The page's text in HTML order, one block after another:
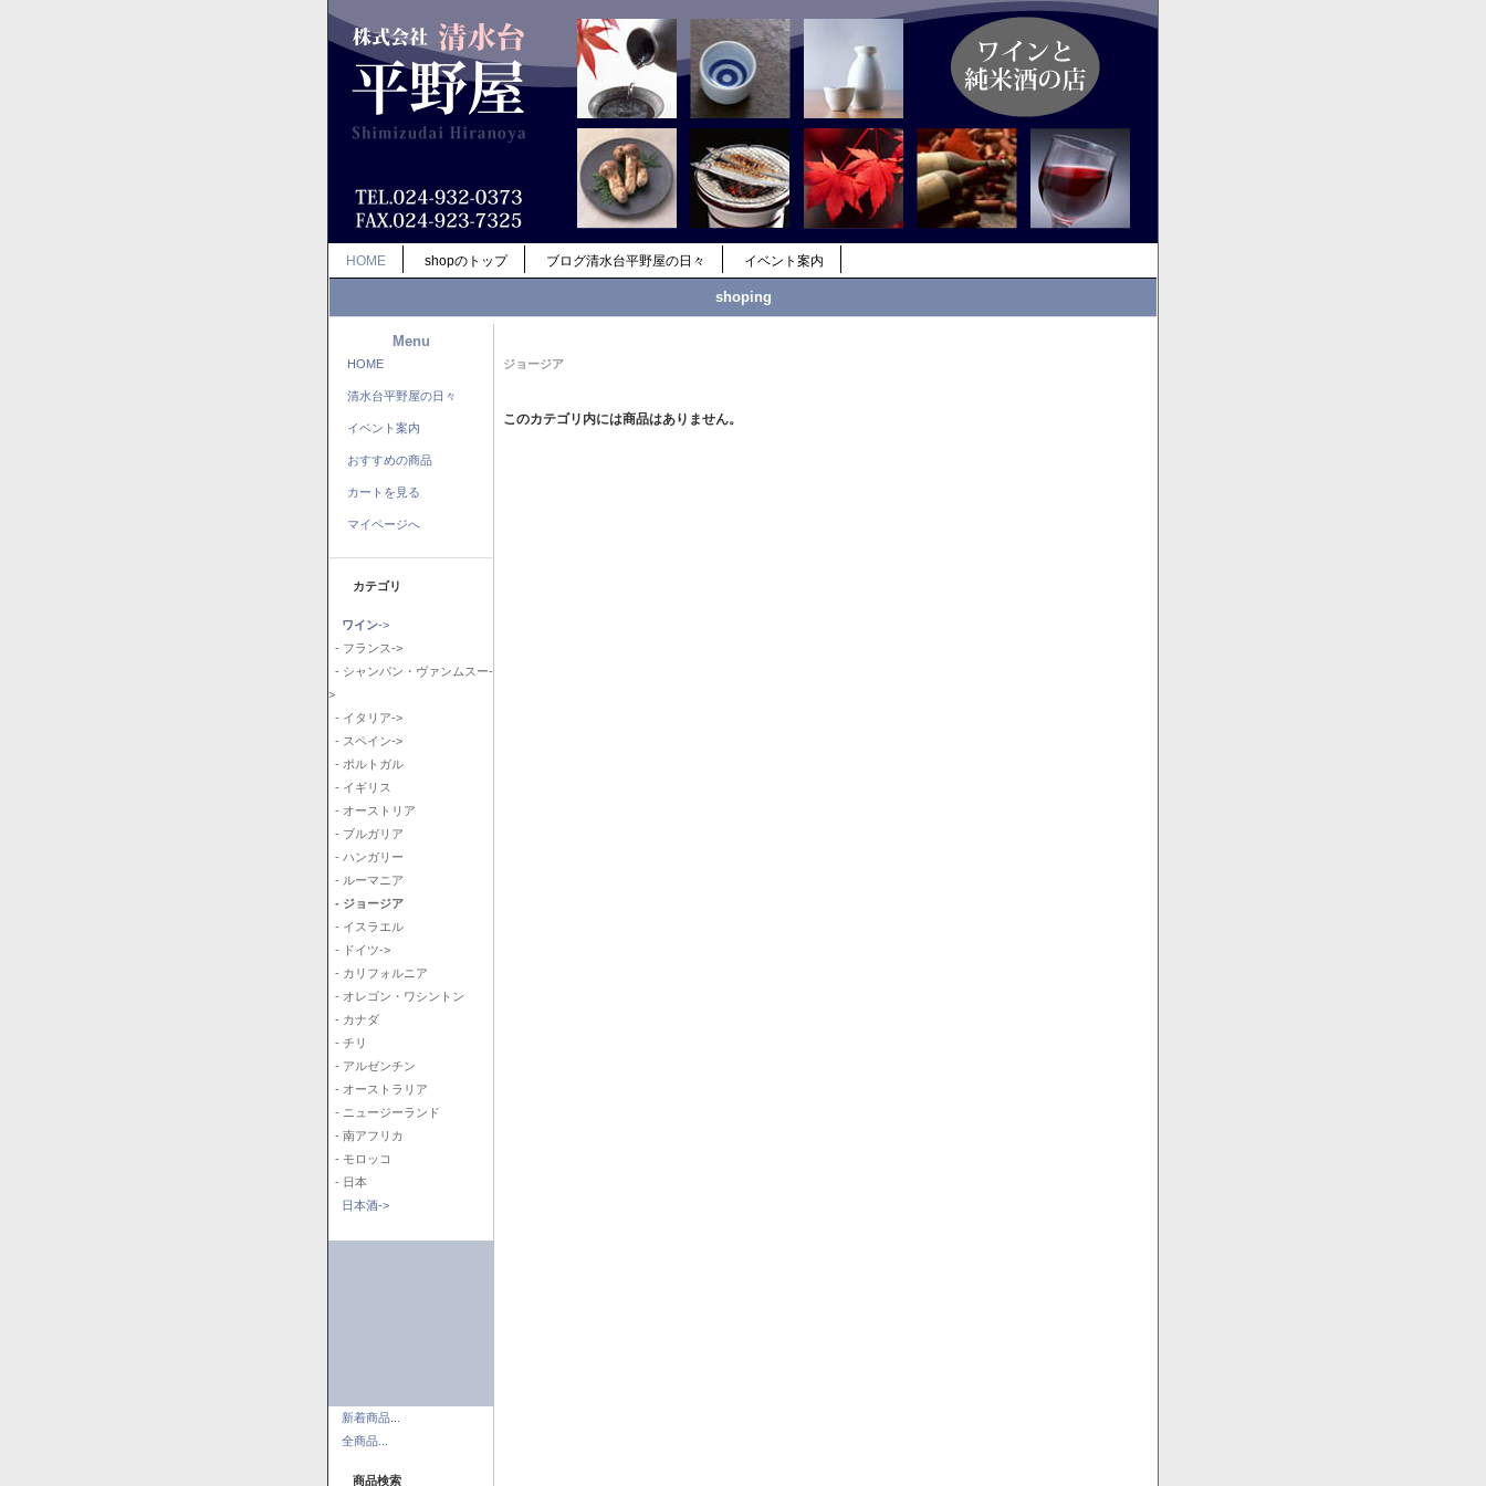
HOME shopのトップ ブログ清水台平野屋の日々 イベント案内
shoping
Menu
HOME
清水台平野屋の日々
イベント案内
おすすめの商品
カートを見る
マイページへ
カテゴリ
ワイン->
- フランス->
- シャンパン・ヴァンムスー-
>
- イタリア->
- スペイン->
- ポルトガル
- イギリス
- オーストリア
- ブルガリア
- ハンガリー
- ルーマニア
- ジョージア
- イスラエル
- ドイツ->
- カリフォルニア
- オレゴン・ワシントン
- カナダ
- チリ
- アルゼンチン
- オーストラリア
- ニュージーランド
- 南アフリカ
- モロッコ
- 日本
日本酒->
新着商品...
全商品...
商品検索
ジョージア
このカテゴリ内には商品はありません。